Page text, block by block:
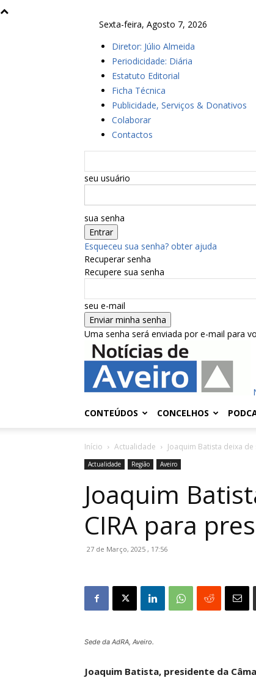
Sexta-feira, Agosto 7, 2026
Diretor: Júlio Almeida
Periodicidade: Diária
Estatuto Editorial
Ficha Técnica
Publicidade, Serviços & Donativos
Colaborar
Contactos
seu usuário
sua senha
Esqueceu sua senha? obter ajuda
Recuperar senha
Recupere sua senha
seu e-mail
Uma senha será enviada por e-mail para
CONTEÚDOS
CONCELHOS
Início Actualidade Joaquim Batista deixa
Actualidade Região Aveiro
Joaquim
CIRA para
27 de Março, 2025 , 17:56
Sede da AdRA, Aveiro.
Joaquim Batista, presidente da